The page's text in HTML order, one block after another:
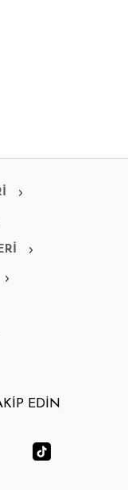
EDİN